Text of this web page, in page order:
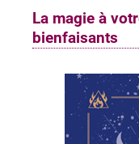
La magie à
bienfaisants